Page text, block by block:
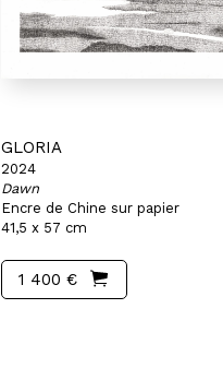
GLORIA
2024
Dawn
Encre de Chine sur papier
41,5 x 57 cm
1 400 €